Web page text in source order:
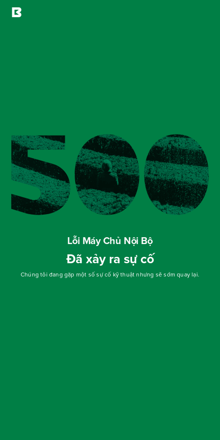
Lỗi Máy Chủ Nội Bộ
Đã xảy ra sự cố
Chúng tôi đang gặp một số sự cố kỹ thuật nhưng sẽ sớm quay lại.